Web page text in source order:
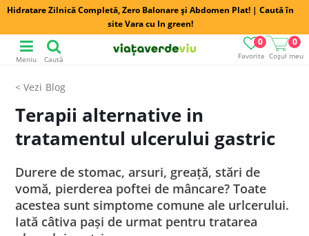
Hidratare Zilnică Completă, Zero Balonare și Abdomen Plat! | Caută în
site Vara cu In green!
Favorite
0
Coșul meu
0
Meniu Caută
Blog
Terapii alternative in
tratamentul ulcerului gastric
Durere de stomac, arsuri, greață, stări de
vomă, pierderea poftei de mâncare? Toate
acestea sunt simptome comune ale urlcerului.
Iată câtiva pași de urmat pentru tratarea